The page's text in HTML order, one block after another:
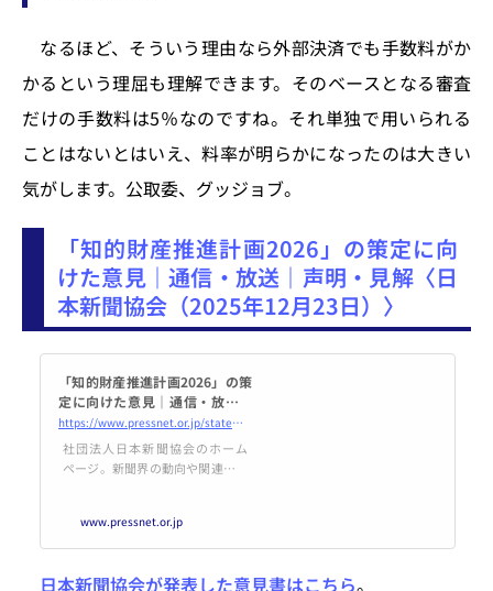
なるほど、そういう理由なら外部決済でも手数料がか
かるという理屈も理解できます。そのベースとなる審査
だけの手数料は5％なのですね。それ単独で用いられる
ことはないとはいえ、料率が明らかになったのは大きい
気がします。公取委、グッジョブ。
「知的財産推進計画2026」の策定に向
けた意見｜通信・放送｜声明・見解〈日
本新聞協会（2025年12月23日）〉
「知的財産推進計画2026」の策
定に向けた意見｜通信・放送｜
声明・見解｜日本新聞協会
https://www.pressnet.or.jp/statement/broadcasting/251223_16070.html
社団法人日本新聞協会のホーム
ページ。新聞界の動向や関連デー
www.pressnet.or.jp
日本新聞協会が発表した意見書はこちら。